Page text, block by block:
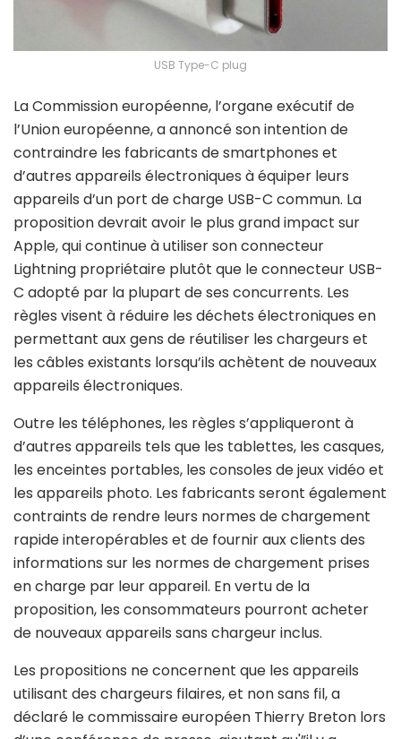
USB Type-C plug
La Commission européenne, l’organe exécutif de
l’Union européenne, a annoncé son intention de
contraindre les fabricants de smartphones et
d’autres appareils électroniques à équiper leurs
appareils d’un port de charge USB-C commun. La
proposition devrait avoir le plus grand impact sur
Apple, qui continue à utiliser son connecteur
Lightning propriétaire plutôt que le connecteur USB-
C adopté par la plupart de ses concurrents. Les
règles visent à réduire les déchets électroniques en
permettant aux gens de réutiliser les chargeurs et
les câbles existants lorsqu’ils achètent de nouveaux
appareils électroniques.
Outre les téléphones, les règles s’appliqueront à
d’autres appareils tels que les tablettes, les casques,
les enceintes portables, les consoles de jeux vidéo et
les appareils photo. Les fabricants seront également
contraints de rendre leurs normes de chargement
rapide interopérables et de fournir aux clients des
informations sur les normes de chargement prises
en charge par leur appareil. En vertu de la
proposition, les consommateurs pourront acheter
de nouveaux appareils sans chargeur inclus.
Les propositions ne concernent que les appareils
utilisant des chargeurs filaires, et non sans fil, a
déclaré le commissaire européen Thierry Breton lors